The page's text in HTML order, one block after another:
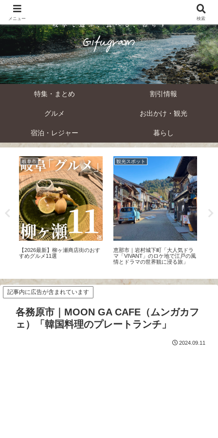
特集・まとめ 割引情報
グルメ お出かけ・観光
宿泊・レジャー 暮らし
岐阜市
【2026最新】柳ヶ瀬商店街のおす
すめグルメ11選
観光スポット
恵那市｜岩村城下町「大人気ドラ
マ「VIVANT」のロケ地で江戸の風
情とドラマの世界観に浸る旅」
記事内に広告が含まれています
各務原市｜MOON GA CAFE（ムンガカフ
ェ）「韓国料理のプレートランチ」
2024.09.11
メニュー 検索